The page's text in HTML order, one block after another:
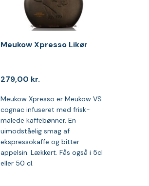
Meukow Xpresso Likør
279,00 kr.
Meukow Xpresso er Meukow VS
cognac infuseret med frisk-
malede kaffebønner. En
uimodståelig smag af
ekspressokaffe og bitter
appelsin. Lækkert. Fås også i 5cl
eller 50 cl.